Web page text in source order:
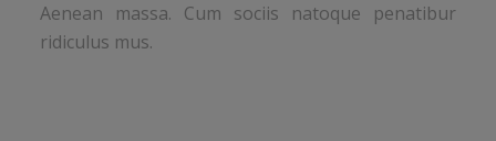
Aenean massa. Cum sociis natoque penatibur
ridiculus mus.